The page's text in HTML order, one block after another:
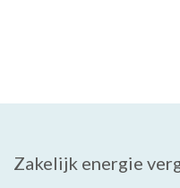
Zakelijk energie